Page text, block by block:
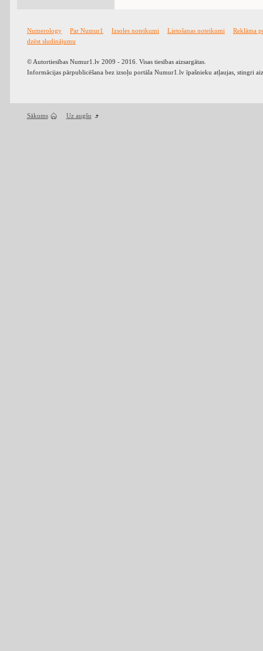
Numerology Par Numur1 Izsoles noteikumi Lietošanas noteikumi
Reklāma
dzēst sludinājumu
© Autortiesības Numur1.lv 2009 - 2016. Visas tiesības aizsargātas.
Informācijas pārpublicēšana bez izsoļu portāla Numur1.lv īpašnieku atļaujas, stingri
Sākums Uz augšu